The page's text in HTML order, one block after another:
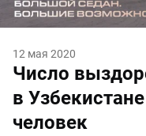
12 мая 2020
Число
в
человек